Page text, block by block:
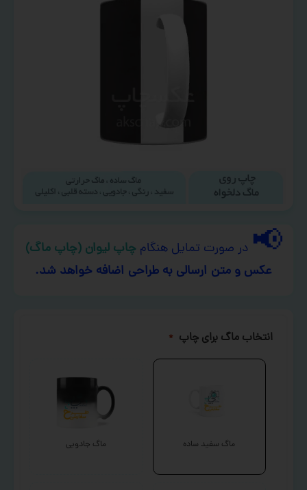
📢 در صورت تمایل هنگام چاپ لیوان (چاپ ماگ)
عکس و متن ارسالی به طراحی اضافه خواهد شد.
انتخاب ماگ برای چاپ *
ماگ سفید ساده ماگ جادویی